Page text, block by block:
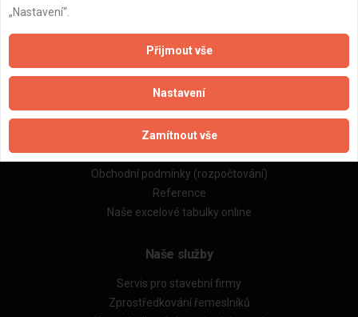
Důležité informace
Naše firmy a řemeslníci
Zpracování a ochrana osobních údajů
Zásady pro používání souborů cookie
Obchodní podmínky (zprostředkování)
Obchodní podmínky (rozpočtování)
Reference
Naše excelové tabulky online
Naše služby
Servis pro stavební firmy
Zprostředkování řemeslníků
„Nastavení“.
Přijmout vše
Nastavení
Zamítnout vše